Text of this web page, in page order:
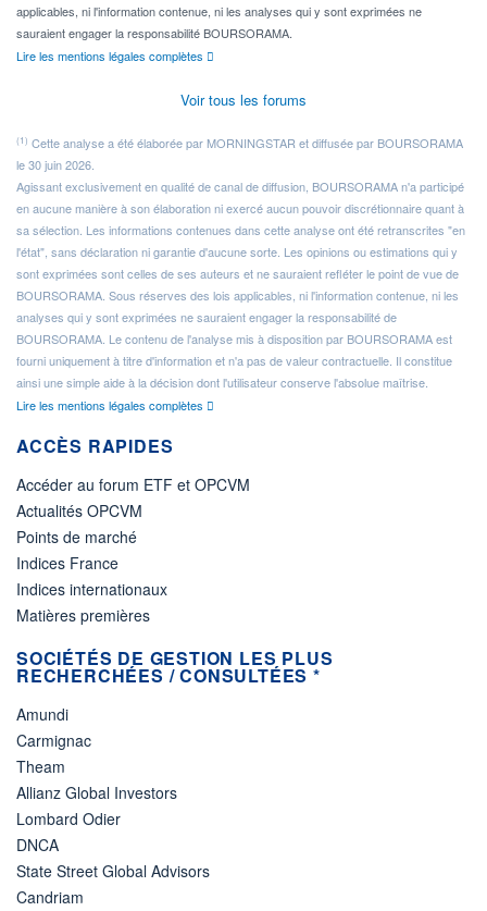
applicables, ni l'information contenue, ni les analyses qui y sont exprimées ne
sauraient engager la responsabilité BOURSORAMA.
Lire les mentions légales complètes
Voir tous les forums
(1) Cette analyse a été élaborée par MORNINGSTAR et diffusée par BOURSORAMA
le 30 juin 2026.
Agissant exclusivement en qualité de canal de diffusion, BOURSORAMA n'a participé
en aucune manière à son élaboration ni exercé aucun pouvoir discrétionnaire quant à
sa sélection. Les informations contenues dans cette analyse ont été retranscrites "en
l'état", sans déclaration ni garantie d'aucune sorte. Les opinions ou estimations qui y
sont exprimées sont celles de ses auteurs et ne sauraient refléter le point de vue de
BOURSORAMA. Sous réserves des lois applicables, ni l'information contenue, ni les
analyses qui y sont exprimées ne sauraient engager la responsabilité de
BOURSORAMA. Le contenu de l'analyse mis à disposition par BOURSORAMA est
fourni uniquement à titre d'information et n'a pas de valeur contractuelle. Il constitue
ainsi une simple aide à la décision dont l'utilisateur conserve l'absolue maîtrise.
Lire les mentions légales complètes
ACCÈS RAPIDES
Accéder au forum ETF et OPCVM
Actualités OPCVM
Points de marché
Indices France
Indices internationaux
Matières premières
SOCIÉTÉS DE GESTION LES PLUS
RECHERCHÉES / CONSULTÉES *
Amundi
Carmignac
Theam
Allianz Global Investors
Lombard Odier
DNCA
State Street Global Advisors
Candriam